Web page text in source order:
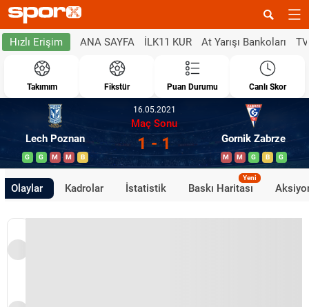
Hızlı Erişim ANA SAYFA İLK11 KUR At Yarışı Bankoları
Takımım Fikstür Puan Durumu Canlı Skor
Lech Poznan
G G M M B
16.05.2021
Maç Sonu
1 - 1 Gornik Zabrze
M M G B G
Olaylar Kadrolar İstatistik Baskı Haritası
Yeni